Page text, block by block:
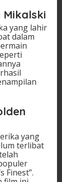
Mikalski
yang lahir
dalam
yang
terlibat
Finest”.